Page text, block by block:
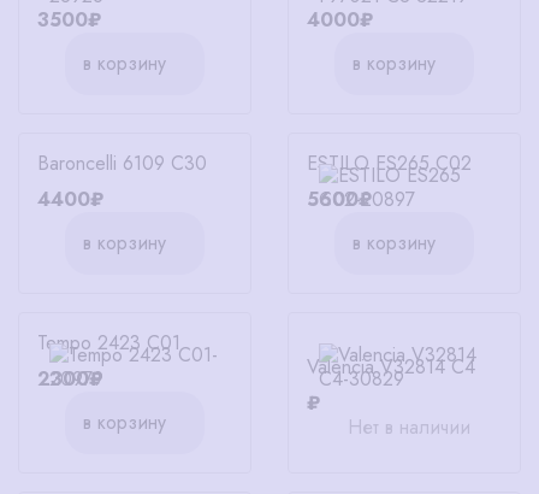
3500₽
в корзину
4000₽
в корзину
Baroncelli 6109 C30
4400₽
в корзину
ESTILO ES265 C02
5600₽
в корзину
Tempo 2423 C01
2300₽
в корзину
Valencia V32814 C4
₽
Нет в наличии